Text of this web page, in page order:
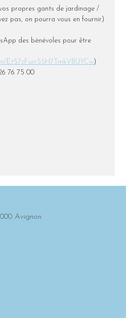
propres gants de jardinage /
pas, on pourra vous en fournir)
des bénévoles pour être
Et57zFurr55H7TmkVBUYCw)
76 75 00
Avignon